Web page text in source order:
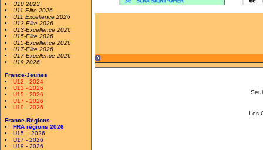
U10 2023
U11-Elite 2026
U11 Excellence 2026
U13-Elite 2026
U13-Excellence 2026
U15-Elite 2026
U15-Excellence 2026
U17-Elite 2026
U17-Excellence 2026
U19 2026
France-Jeunes
U12 - 2024
U13 - 2026
U15 - 2026
U17 - 2026
U19 - 2026
France-Régions
FRA régions 2026
U15 – 2026
U17 - 2026
U19 - 2026
Les